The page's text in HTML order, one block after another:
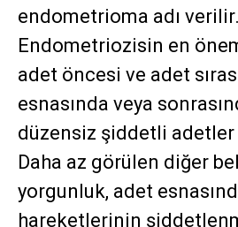
endometrioma adı verilir.
Endometriozisin en
adet öncesi ve adet
esnasında veya
düzensiz şiddetli adetler
Daha az görülen diğer
yorgunluk, adet
hareketlerinin